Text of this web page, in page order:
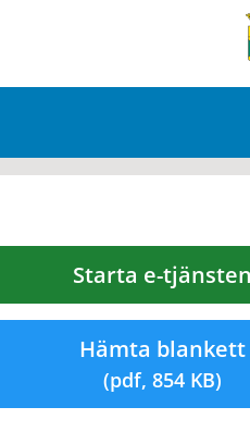
Starta e-tjänsten
Hämta blankett
(pdf, 854 KB)